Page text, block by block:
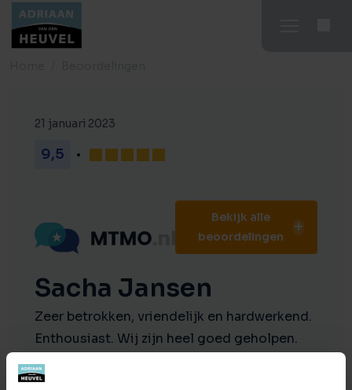
21 januari 2023
9,5
Bekijk alle
beoordelingen
Sacha Jansen
Zeer betrokken, vriendelijk en hardwerkend.
Enthousiast. Wij zijn heel goed geholpen.
Zelfs tijdens onze vakantie de
bezichtigingen kunnen laten doen door een